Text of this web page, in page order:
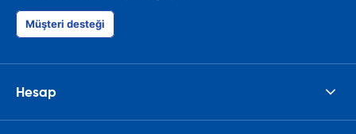
Müşteri desteği
Hesap